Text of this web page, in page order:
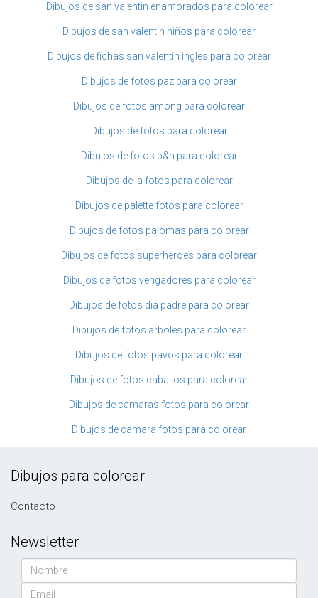
Dibujos de san valentin enamorados para colorear
Dibujos de san valentin niños para colorear
Dibujos de fichas san valentin ingles para colorear
Dibujos de fotos paz para colorear
Dibujos de fotos among para colorear
Dibujos de fotos para colorear
Dibujos de fotos b&n para colorear
Dibujos de ia fotos para colorear
Dibujos de palette fotos para colorear
Dibujos de fotos palomas para colorear
Dibujos de fotos superheroes para colorear
Dibujos de fotos vengadores para colorear
Dibujos de fotos dia padre para colorear
Dibujos de fotos arboles para colorear
Dibujos de fotos pavos para colorear
Dibujos de fotos caballos para colorear
Dibujos de camaras fotos para colorear
Dibujos de camara fotos para colorear
Dibujos para colorear
Contacto
Newsletter
Nombre
Email